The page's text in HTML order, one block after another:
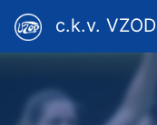
c.k.v. VZOD